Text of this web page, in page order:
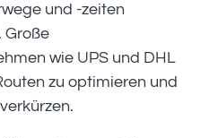
und -zeiten
Große
wie UPS und DHL
zu optimieren und